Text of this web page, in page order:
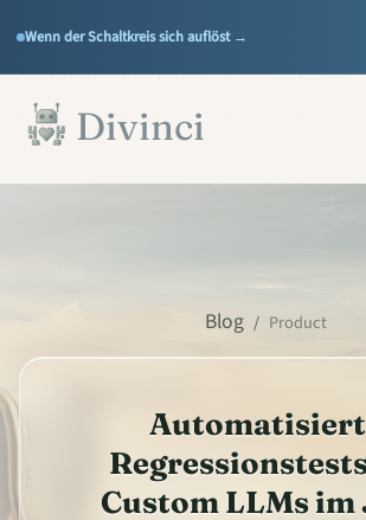
Wenn der Schaltkreis sich auflöst →
Divinci
Blog / Product
Custom LLMs im